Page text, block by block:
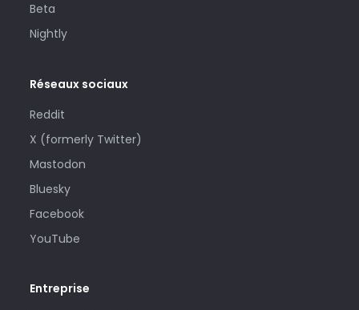
Beta
Nightly
Réseaux sociaux
Reddit
X (formerly Twitter)
Mastodon
Bluesky
Facebook
YouTube
Entreprise